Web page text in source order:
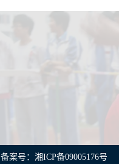
备案号：湘ICP备09005176号